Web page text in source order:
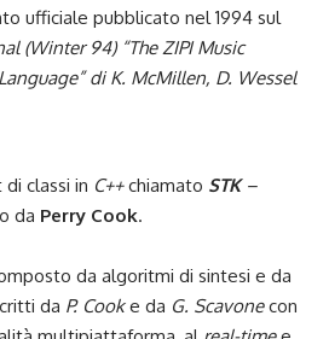
ufficiale pubblicato nel 1994 sul
(Winter 94) “The ZIPI Music
di K. McMillen, D. Wessel
classi in C++chiamato STK–
da Perry Cook.
da algoritmi di sintesi e da
da P. Cooke da G. Scavonecon